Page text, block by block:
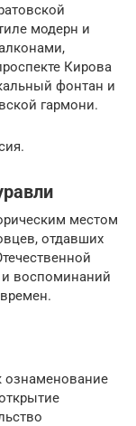
модерн и
Кирова
фонтан и
гармони.
местом
отдавших
и воспоминаний
ознаменование